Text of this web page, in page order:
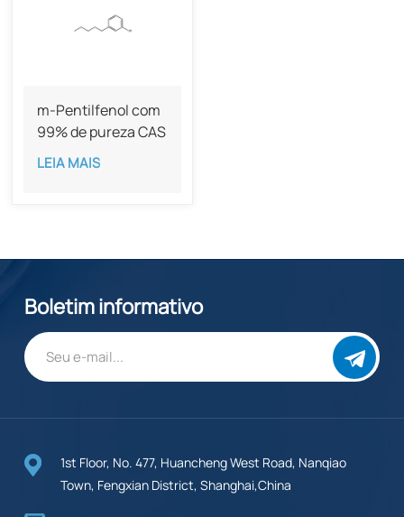
m-Pentilfenol com
99% de pureza CAS
20056-66-0
LEIA MAIS
Boletim informativo
1st Floor, No. 477, Huancheng West Road, Nanqiao
Town, Fengxian District, Shanghai,China